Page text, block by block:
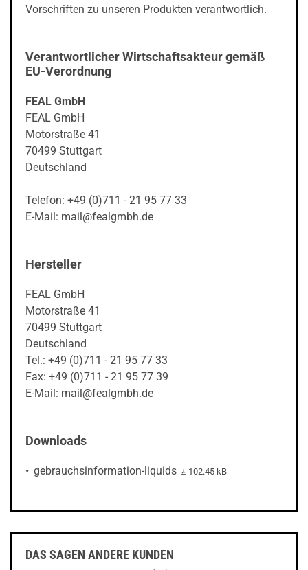
Vorschriften zu unseren Produkten verantwortlich.
Verantwortlicher Wirtschaftsakteur gemäß
EU-Verordnung
FEAL GmbH
FEAL GmbH
Motorstraße 41
70499 Stuttgart
Deutschland
Telefon: +49 (0)711 - 21 95 77 33
E-Mail: mail@fealgmbh.de
Hersteller
FEAL GmbH
Motorstraße 41
70499 Stuttgart
Deutschland
Tel.: +49 (0)711 - 21 95 77 33
Fax: +49 (0)711 - 21 95 77 39
E-Mail: mail@fealgmbh.de
Downloads
gebrauchsinformation-liquids PDF-Datei:
102.45 kB
DAS SAGEN ANDERE KUNDEN